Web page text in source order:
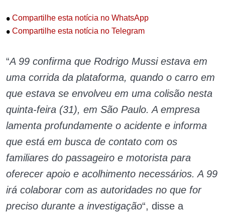
• Compartilhe esta notícia no WhatsApp
• Compartilhe esta notícia no Telegram
“A 99 confirma que Rodrigo Mussi estava em
uma corrida da plataforma, quando o carro em
que estava se envolveu em uma colisão nesta
quinta-feira (31), em São Paulo. A empresa
lamenta profundamente o acidente e informa
que está em busca de contato com os
familiares do passageiro e motorista para
oferecer apoio e acolhimento necessários. A 99
irá colaborar com as autoridades no que for
preciso durante a investigação“, disse a